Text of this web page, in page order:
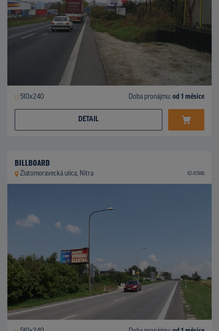
510x240 Doba pronájmu: od 1 měsíce
DETAIL
BILLBOARD
Zlatomoravecká ulica, Nitra ID 41946